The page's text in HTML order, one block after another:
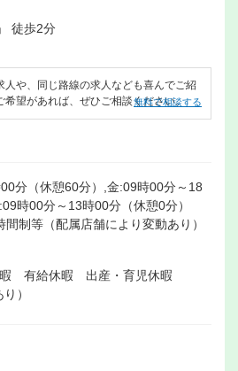
徒歩2分
人や、同じ路線の求人なども喜んでご紹
希望があれば、ぜひご相談ください。
無料で相談する
分（休憩60分）,金:09時00分～18
時00分～13時00分（休憩0分）
制等（配属店舗により変動あり）
有給休暇 出産・育児休暇
）